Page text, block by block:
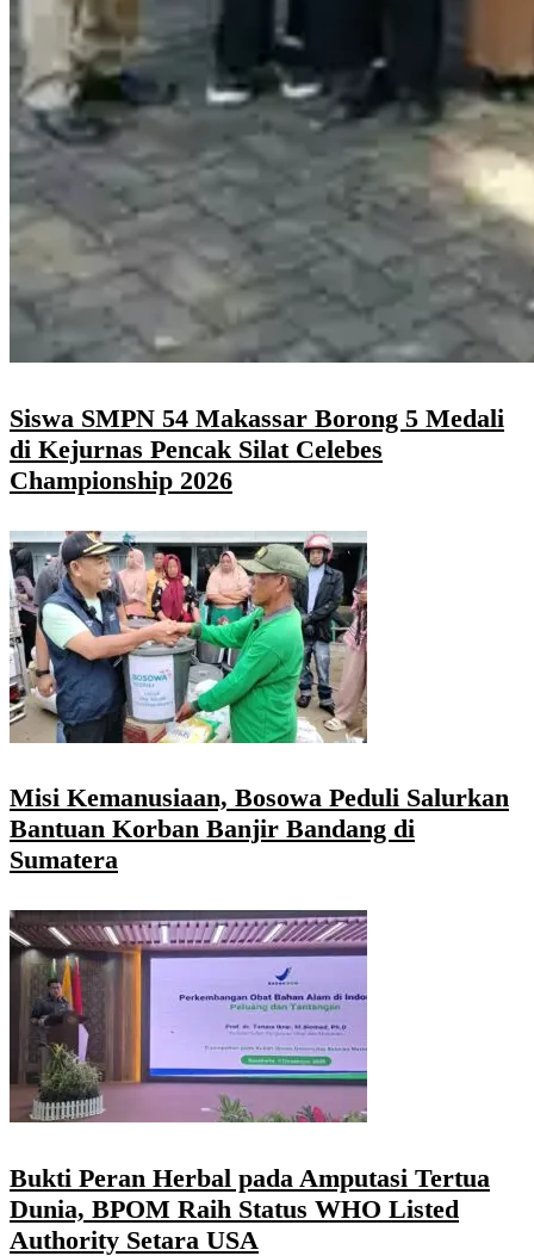
Siswa SMPN 54 Makassar Borong 5 Medali
di Kejurnas Pencak Silat Celebes
Championship 2026
Misi Kemanusiaan, Bosowa Peduli Salurkan
Bantuan Korban Banjir Bandang di
Sumatera
Bukti Peran Herbal pada Amputasi Tertua
Dunia, BPOM Raih Status WHO Listed
Authority Setara USA